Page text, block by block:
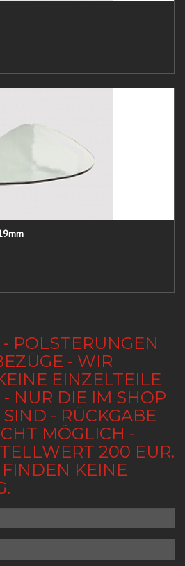
POLSTERUNGEN
- WIR
EINZELTEILE
NUR DIE IM SHOP
- RÜCKGABE
MÖGLICH -
200 EUR.
KEINE